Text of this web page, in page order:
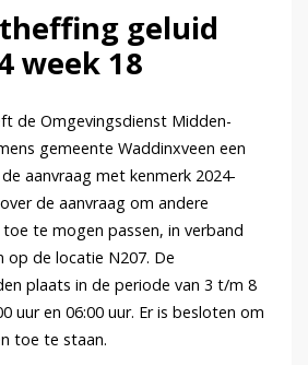
geluid
week 18
de Omgevingsdienst Midden-
gemeente Waddinxveen een
aanvraag met kenmerk 2024-
de aanvraag om andere
te mogen passen, in verband
op de locatie N207. De
plaats in de periode van 3 t/m 8
uur en 06:00 uur. Er is besloten om
toe te staan.